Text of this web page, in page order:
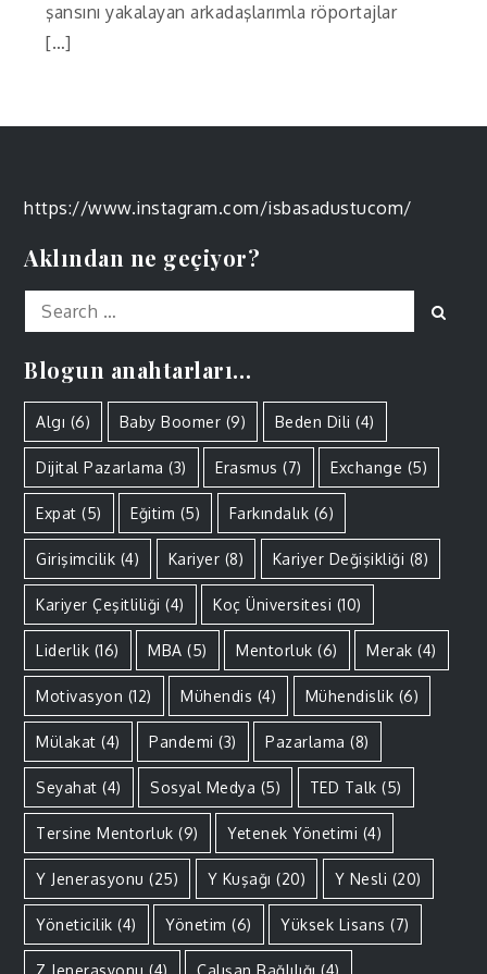
şansını yakalayan arkadaşlarımla röportajlar
[…]
https://www.instagram.com/isbasadustucom/
Aklından ne geçiyor?
Search
for:
Blogun anahtarları…
Algı (6) Baby Boomer (9) Beden Dili (4)
Dijital Pazarlama (3) Erasmus (7) Exchange (5)
Expat (5) Eğitim (5) Farkındalık (6)
Girişimcilik (4) Kariyer (8) Kariyer Değişikliği (8)
Kariyer Çeşitliliği (4) Koç Üniversitesi (10)
Liderlik (16) MBA (5) Mentorluk (6) Merak (4)
Motivasyon (12) Mühendis (4) Mühendislik (6)
Mülakat (4) Pandemi (3) Pazarlama (8)
Seyahat (4) Sosyal Medya (5) TED Talk (5)
Tersine Mentorluk (9) Yetenek Yönetimi (4)
Y Jenerasyonu (25) Y Kuşağı (20) Y Nesli (20)
Yöneticilik (4) Yönetim (6) Yüksek Lisans (7)
Z Jenerasyonu (4) Çalışan Bağlılığı (4)